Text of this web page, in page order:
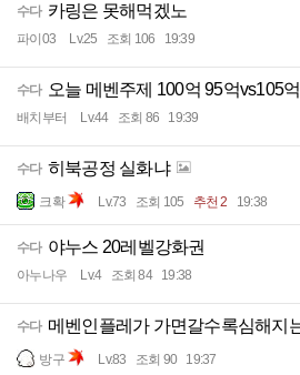
수다 카링은 못해먹겠노
파이03 Lv.25 조회 106 19:39
수다 오늘 메벤주제 100억 95억vs105
배치부터 Lv.44 조회 86 19:39
수다 히북공정 실화냐
크확 Lv.73 조회 105 추천 2 19:38
수다 야누스 20레벨강화권
아누나우 Lv.4 조회 84 19:38
수다 메벤인플레가 가면갈수록심해지
방구 Lv.83 조회 90 19:37